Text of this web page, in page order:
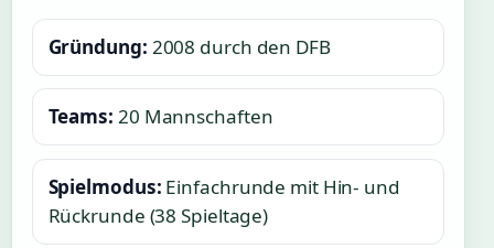
Gründung: 2008 durch den DFB
Teams: 20 Mannschaften
Spielmodus: Einfachrunde mit Hin- und
Rückrunde (38 Spieltage)